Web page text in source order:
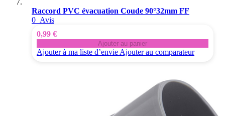
Raccord PVC évacuation Coude 90°32mm FF
0 Avis
0,99 €
Ajouter au panier
Ajouter à ma liste d’envie Ajouter au comparateur